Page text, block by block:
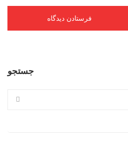
جستجو